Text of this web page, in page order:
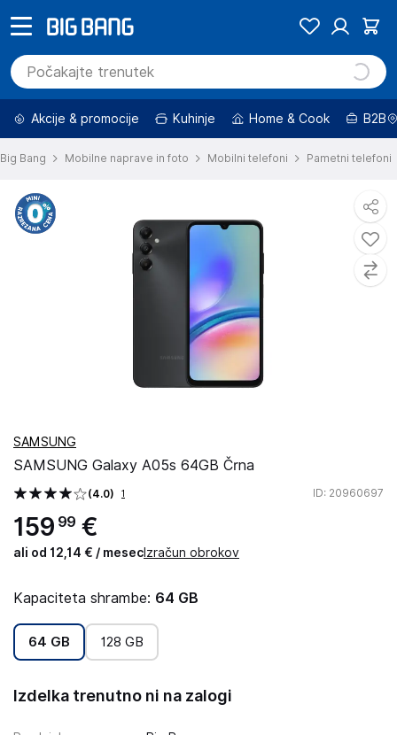
Akcije & promocije Kuhinje Home & Cook B2B
Big Bang Mobilne naprave in foto Mobilni telefoni Pametni telefoni
SAMSUNG
SAMSUNG Galaxy A05s 64GB Črna
(4.0) 1 ID: 20960697
159 99 €
ali od 12,14 € / mesec Izračun obrokov
Kapaciteta shrambe: 64 GB
64 GB 128 GB
Izdelka trenutno ni na zalogi